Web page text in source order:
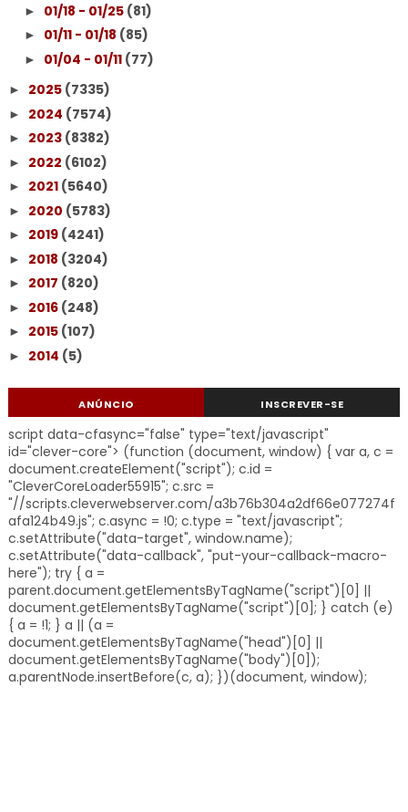
► 01/18 - 01/25 (81)
► 01/11 - 01/18 (85)
► 01/04 - 01/11 (77)
► 2025 (7335)
► 2024 (7574)
► 2023 (8382)
► 2022 (6102)
► 2021 (5640)
► 2020 (5783)
► 2019 (4241)
► 2018 (3204)
► 2017 (820)
► 2016 (248)
► 2015 (107)
► 2014 (5)
ANÚNCIO INSCREVER-SE
script data-cfasync="false" type="text/javascript"
id="clever-core"> (function (document, window) { var a, c =
document.createElement("script"); c.id =
"CleverCoreLoader55915"; c.src =
"//scripts.cleverwebserver.com/a3b76b304a2df66e077274f
afa124b49.js"; c.async = !0; c.type = "text/javascript";
c.setAttribute("data-target", window.name);
c.setAttribute("data-callback", "put-your-callback-macro-
here"); try { a =
parent.document.getElementsByTagName("script")[0] ||
document.getElementsByTagName("script")[0]; } catch (e)
{ a = !1; } a || (a =
document.getElementsByTagName("head")[0] ||
document.getElementsByTagName("body")[0]);
a.parentNode.insertBefore(c, a); })(document, window);